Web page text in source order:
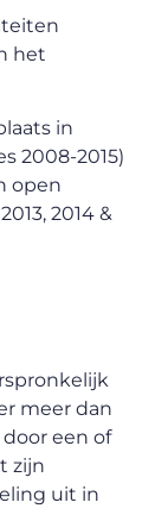
het
in
2008-2015)
open
2014 &
meer dan
een of
zijn
uit in